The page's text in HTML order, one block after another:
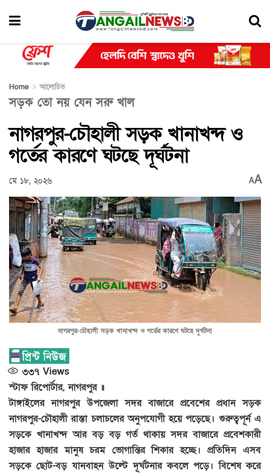
Home আলোচিত
সড়ক তো নয় যেন সরু খাল
নাগরপুর-চৌহালী সড়ক খানাখন্দ ও
গর্তের কারণে ঘটছে দূর্ঘটনা
মে ১৮, ২০২৬ AA
নাগরপুর-চৌহালী সড়ক খানাখন্দ ও গর্তের কারণে ঘটছে দূর্ঘটনা
৩৩৭ Views
স্টাফ রিপোর্টার, নাগরপুর ॥
টাঙ্গাইলের নাগরপুর উপজেলা সদর বাজারে প্রবেশের প্রধান সড়ক
নাগরপুর-চৌহালী রাস্তা চলাচলের অনুপযোগী হয়ে পড়েছে। গুরুত্বপূর্ন এ
সড়কে খানাখন্দ আর বড় বড় গর্ত থাকায় সদর বাজারে প্রবেশকারী
হাজার হাজার মানুষ চরম ভোগান্তির শিকার হচ্ছে। প্রতিদিন এসব
সড়কে ছোট-বড় যানবাহন উল্টে দূর্ঘটনার কবলে পড়ে। বিশেষ করে